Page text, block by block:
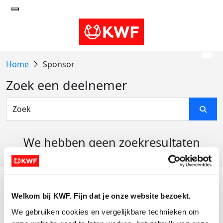
Welkom bij KWF. Fijn dat je onze website bezoekt.
We gebruiken cookies en vergelijkbare technieken om
Sponsor
Zoek een deelnemer
We hebben geen zoekresultaten
Actiematerialen
Evenementen